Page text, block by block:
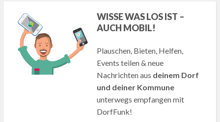
WISSE WAS LOS IST –
AUCH MOBIL!
Plauschen, Bieten, Helfen,
Events teilen & neue
Nachrichten aus deinem Dorf
und deiner Kommune
unterwegs empfangen mit
DorfFunk!